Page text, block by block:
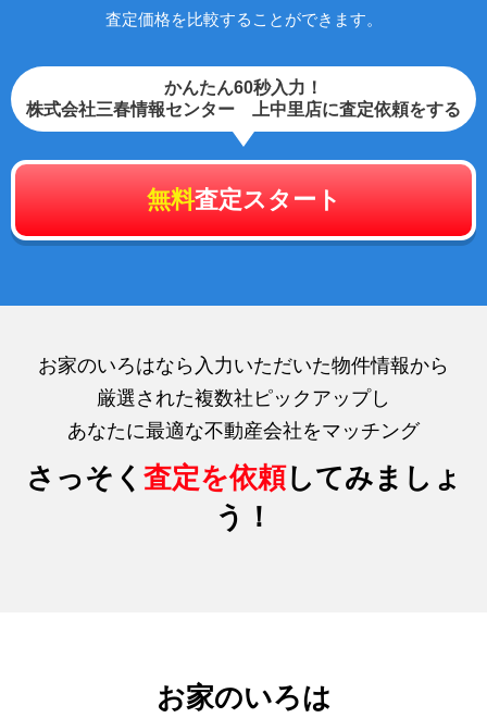
査定価格を比較することができます。
かんたん60秒入力！
株式会社三春情報センター 上中里店に査定依頼をする
無料査定スタート
お家のいろはなら入力いただいた物件情報から
厳選された複数社ピックアップし
あなたに最適な不動産会社をマッチング
さっそく 査定を依頼してみましょ
う！
お家のいろは